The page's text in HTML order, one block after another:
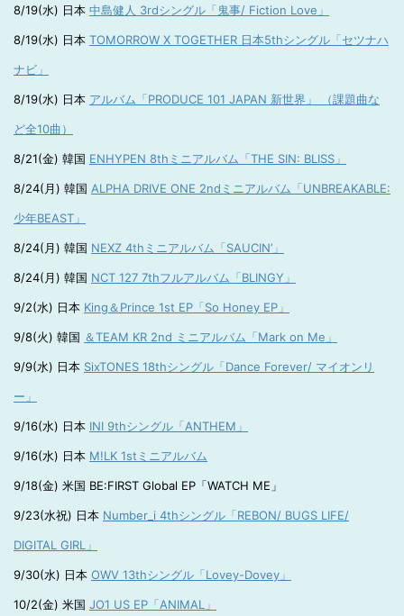
8/19(水) 日本 中島健人 3rdシングル「鬼事/ Fiction Love」
8/19(水) 日本 TOMORROW X TOGETHER 日本5thシングル「セツナハ
ナビ」
8/19(水) 日本 アルバム「PRODUCE 101 JAPAN 新世界」 （課題曲な
ど全10曲）
8/21(金) 韓国 ENHYPEN 8thミニアルバム「THE SIN: BLISS」
8/24(月) 韓国 ALPHA DRIVE ONE 2ndミニアルバム「UNBREAKABLE:
少年BEAST」
8/24(月) 韓国 NEXZ 4thミニアルバム「SAUCIN’」
8/24(月) 韓国 NCT 127 7thフルアルバム「BLINGY」
9/2(水) 日本 King＆Prince 1st EP「So Honey EP」
9/8(火) 韓国 ＆TEAM KR 2nd ミニアルバム「Mark on Me」
9/9(水) 日本 SixTONES 18thシングル「Dance Forever/ マイオンリ
ー」
9/16(水) 日本 INI 9thシングル「ANTHEM」
9/16(水) 日本 M!LK 1stミニアルバム
9/18(金) 米国 BE:FIRST Global EP「WATCH ME」
9/23(水祝) 日本 Number_i 4thシングル「REBON/ BUGS LIFE/
DIGITAL GIRL」
9/30(水) 日本 OWV 13thシングル「Lovey-Dovey」
10/2(金) 米国 JO1 US EP「ANIMAL」